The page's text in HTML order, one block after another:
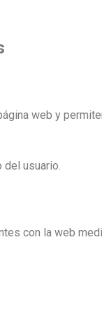
web y
del usuario.
con la web